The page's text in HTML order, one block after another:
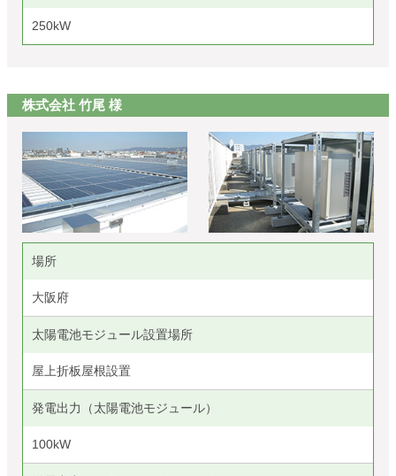
250kW
株式会社 竹尾 様
場所
大阪府
太陽電池モジュール設置場所
屋上折板屋根設置
発電出力（太陽電池モジュール）
100kW